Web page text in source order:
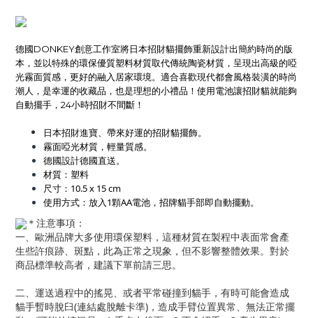
德國DONKEY創意工作室將日本招財貓擺飾重新設計出簡約時尚的版
本，並以特殊的環保優質塑料材質取代傳統陶瓷材質，呈現出高級的啞
光霧面質感， 更好的融入居家環境。 適合喜歡現代都會風格裝潢的時尚
潮人，是幸運的收藏品，也是理想的小禮品！ 使用電池讓招財貓就能夠
自動擺手，24小時招財不間斷！
日本招財進寶、帶來好運的招財貓擺飾。
霧面啞光材質，輕量質感。
德國設計德國直送。
材質：塑料
尺寸：10.5 x 15 cm
使用方式：放入1顆AA電池，招牌貓手部即自動擺動。
＊注意事項：
一、歐洲品牌大多使用環保塑料，這種材質在製程中表面常會產
生些許痕跡、斑點，此為正常之現象，但不影響整體效果。對於
商品標準較高者，建議下單前請三思。
二、運送過程中的搖晃、或者平常碰撞到貓手，有時可能會造成
貓手暫時脫臼(連結處脫離卡準)，造成手臂位置異常、無法正常擺